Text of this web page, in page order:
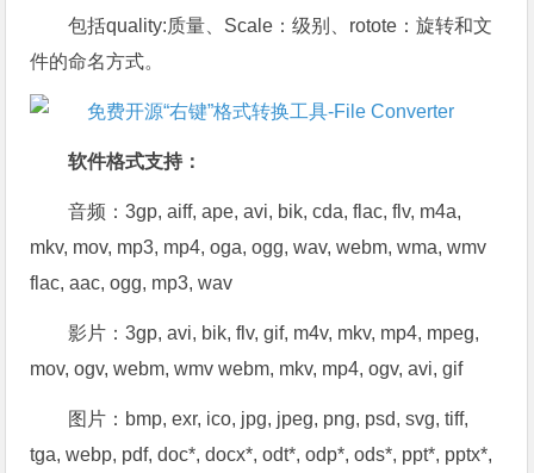
包括quality:质量、Scale：级别、rotote：旋转和文
件的命名方式。
软件格式支持：
音频：3gp, aiff, ape, avi, bik, cda, flac, flv, m4a,
mkv, mov, mp3, mp4, oga, ogg, wav, webm, wma, wmv
flac, aac, ogg, mp3, wav
影片：3gp, avi, bik, flv, gif, m4v, mkv, mp4, mpeg,
mov, ogv, webm, wmv webm, mkv, mp4, ogv, avi, gif
图片：bmp, exr, ico, jpg, jpeg, png, psd, svg, tiff,
tga, webp, pdf, doc*, docx*, odt*, odp*, ods*, ppt*, pptx*,